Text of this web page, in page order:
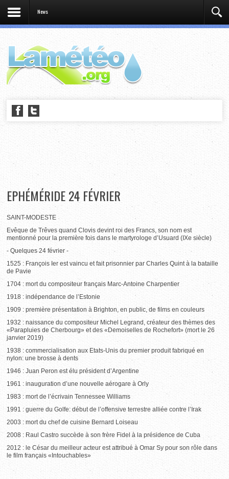
News
EPHÉMÉRIDE 24 FÉVRIER
SAINT-MODESTE
Evêque de Trêves quand Clovis devint roi des Francs, son nom est
mentionné pour la première fois dans le martyrologe d’Usuard (IXe siècle)
- Quelques 24 février -
1525 : François Ier est vaincu et fait prisonnier par Charles Quint à la bataille
de Pavie
1704 : mort du compositeur français Marc-Antoine Charpentier
1918 : indépendance de l’Estonie
1909 : première présentation à Brighton, en public, de films en couleurs
1932 : naissance du compositeur Michel Legrand, créateur des thèmes des
«Parapluies de Cherbourg» et des «Demoiselles de Rochefort» (mort le 26
janvier 2019)
1938 : commercialisation aux Etats-Unis du premier produit fabriqué en
nylon: une brosse à dents
1946 : Juan Peron est élu président d’Argentine
1961 : inauguration d’une nouvelle aérogare à Orly
1983 : mort de l’écrivain Tennessee Williams
1991 : guerre du Golfe: début de l’offensive terrestre alliée contre l’Irak
2003 : mort du chef de cuisine Bernard Loiseau
2008 : Raul Castro succède à son frère Fidel à la présidence de Cuba
2012 : le César du meilleur acteur est attribué à Omar Sy pour son rôle dans
le film français «Intouchables»